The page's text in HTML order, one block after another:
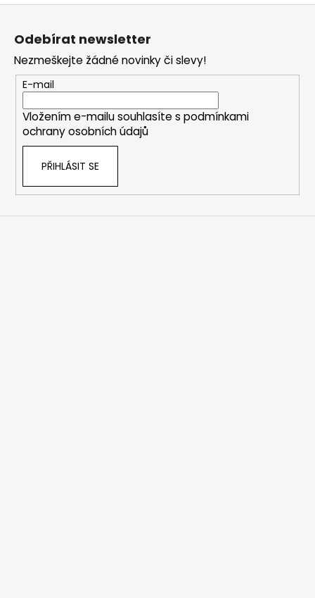
Z
Odebírat newsletter
Nezmeškejte žádné novinky či slevy!
E-mail
Vložením e-mailu souhlasíte s podmínkami
ochrany osobních údajů
PŘIHLÁSIT SE